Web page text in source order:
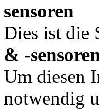
sensoren
Dies ist die
& -
Um diesen
notwendig